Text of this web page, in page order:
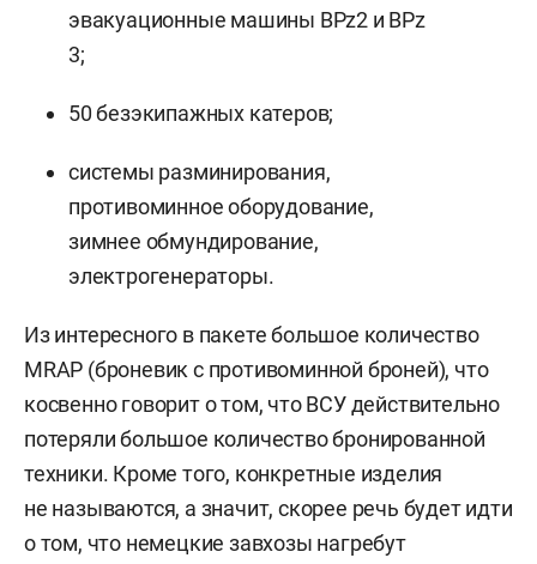
эвакуационные машины BPz2 и BPz
3;
50 безэкипажных катеров;
системы разминирования,
противоминное оборудование,
зимнее обмундирование,
электрогенераторы.
Из интересного в пакете большое количество
MRAP (броневик с противоминной броней), что
косвенно говорит о том, что ВСУ действительно
потеряли большое количество бронированной
техники. Кроме того, конкретные изделия
не называются, а значит, скорее речь будет идти
о том, что немецкие завхозы нагребут